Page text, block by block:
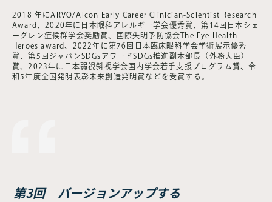
2018 年にARVO/Alcon Early Career Clinician-Scientist Research
Award、2020年に日本眼科アレルギー学会優秀賞、第14回日本シェ
ーグレン症候群学会奨励賞、国際失明予防協会The Eye Health
Heroes award、2022年に第76回日本臨床眼科学会学術展示優秀
賞、第5回ジャパンSDGsアワードSDGs推進副本部長（外務大臣）
賞、2023年に日本弱視斜視学会国内学会若手支援プログラム賞、令
和5年度全国発明表彰未来創造発明賞などを受賞する。
第3回 バージョンアップする